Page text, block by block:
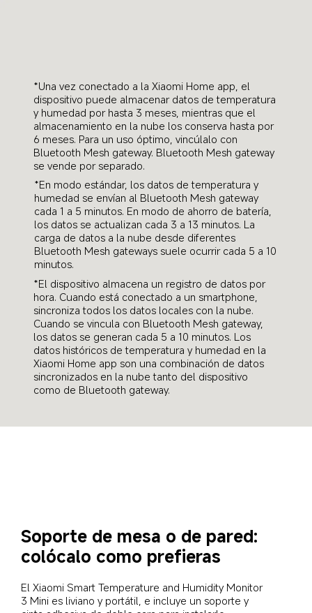
*Una vez conectado a la Xiaomi Home app, el
dispositivo puede almacenar datos de temperatura
y humedad por hasta 3 meses, mientras que el
almacenamiento en la nube los conserva hasta por
6 meses. Para un uso óptimo, vincúlalo con
Bluetooth Mesh gateway. Bluetooth Mesh gateway
se vende por separado.
*En modo estándar, los datos de temperatura y
humedad se envían al Bluetooth Mesh gateway
cada 1 a 5 minutos. En modo de ahorro de batería,
los datos se actualizan cada 3 a 13 minutos. La
carga de datos a la nube desde diferentes
Bluetooth Mesh gateways suele ocurrir cada 5 a 10
minutos.
*El dispositivo almacena un registro de datos por
hora. Cuando está conectado a un smartphone,
sincroniza todos los datos locales con la nube.
Cuando se vincula con Bluetooth Mesh gateway,
los datos se generan cada 5 a 10 minutos. Los
datos históricos de temperatura y humedad en la
Xiaomi Home app son una combinación de datos
sincronizados en la nube tanto del dispositivo
como de Bluetooth gateway.
Soporte de mesa o de pared:
colócalo como prefieras
El Xiaomi Smart Temperature and Humidity Monitor
3 Mini es liviano y portátil, e incluye un soporte y